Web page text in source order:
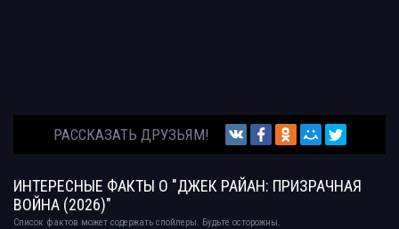
РАССКАЗАТЬ ДРУЗЬЯМ!
ИНТЕРЕСНЫЕ ФАКТЫ О "ДЖЕК РАЙАН: ПРИЗРАЧНАЯ
ВОЙНА (2026)"
Список фактов может содержать спойлеры. Будьте осторожны.